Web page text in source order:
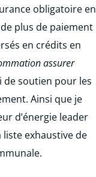
obligatoire en
plus de paiement
en crédits en
assurer
de soutien pour les
Ainsi que je
d’énergie leader
liste exhaustive de